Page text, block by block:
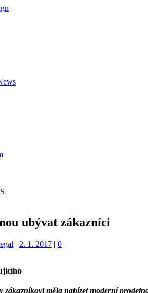
ubývat zákazníci
| 2. 1. 2017 | 0
zákazníkovi měla nabízet moderní